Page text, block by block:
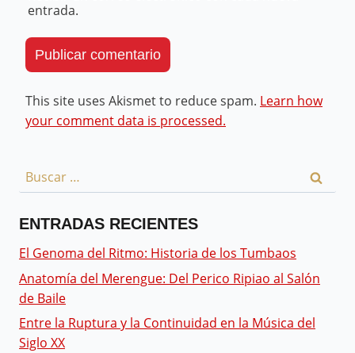
entrada.
This site uses Akismet to reduce spam. Learn how
your comment data is processed.
ENTRADAS RECIENTES
El Genoma del Ritmo: Historia de los Tumbaos
Anatomía del Merengue: Del Perico Ripiao al Salón
de Baile
Entre la Ruptura y la Continuidad en la Música del
Siglo XX